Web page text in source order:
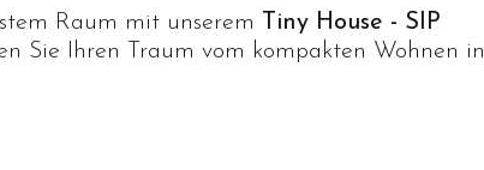
Raum mit unserem
Tiny House - SIP
Sie Ihren Traum vom kompakten Wohnen in